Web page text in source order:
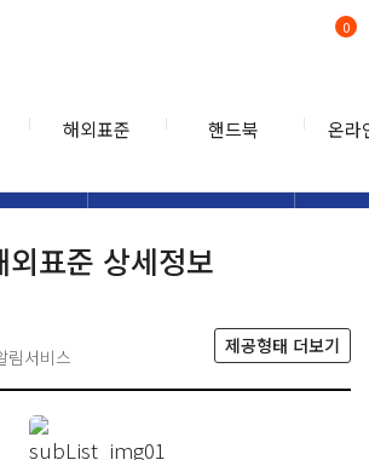
해외표준 핸드북 온라
0
외표준 상세정보
림서비스
제공형태 더보기